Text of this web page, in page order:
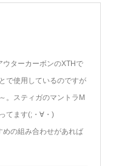
ターカーボンのXTHで
で使用しているのですが
。スティガのマントラM
てます(;・∀・)
めの組み合わせがあれば